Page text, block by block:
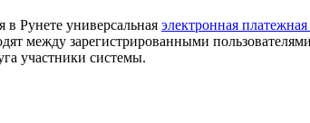
в Рунете универсальная электронная платежная
между зарегистрированными
участники системы.